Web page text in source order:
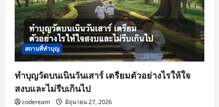
สถานที่ทำบุญ
ทำบุญวัดบนเนินวันเสาร์ เตรียมตัวอย่างไรให้ใจ
สงบและไม่รีบเกินไป
codeream มิถุนายน 27, 2026